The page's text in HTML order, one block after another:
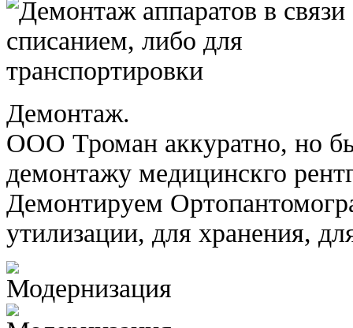
Демонтаж.
ООО Троман аккуратно, но
демонтажу медицинскго
Демонтируем
утилизации, для хранения,